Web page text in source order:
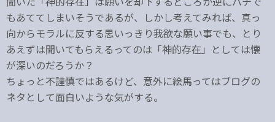
もあててしまいそうであるが、しかし考えてみれば、真っ
向からモラルに反する思いっきり我欲な願い事でも、とり
あえずは聞いてもらえるってのは「神的存在」としては懐
が深いのだろうか？
ちょっと不謹慎ではあるけど、意外に絵馬ってはブログの
ネタとして面白いような気がする。